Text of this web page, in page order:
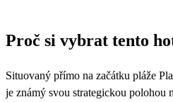
Proč si vybrat tento
Situovaný přímo na začátku pláže
je známý svou strategickou polohou